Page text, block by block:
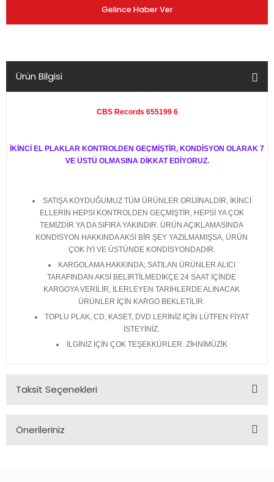
Gelince Haber Ver
Ürün Bilgisi
CBS Records 655199 6
İKİNCİ EL PLAKLAR KONTROLDEN GEÇMİŞTİR, KONDİSYON OLARAK 7
VE ÜSTÜ OLMASINA DİKKAT EDİYORUZ.
SATIŞA KOYDUĞUMUZ TÜM ÜRÜNLER ORİJİNALDİR, İKİNCİ
ELLERİN HEPSİ KONTROLDEN GEÇMİŞTİR, HEPSİ YA ÇOK
TEMİZDİR YA DA SIFIRA YAKINDIR. ÜRÜN AÇIKLAMASINDA
KONDİSYON HAKKINDA AKSİ BİR ŞEY YAZILMAMIŞSA, ÜRÜN
ÇOK İYİ VE ÜSTÜNDE KONDİSYONDADIR.
KARGOLAMA HAKKINDA; SATILAN ÜRÜNLER ALICI
TARAFINDAN AKSİ BELİRTİLMEDİKÇE 24 SAAT İÇİNDE
KARGOYA VERİLİR, İLERLEYEN TARİHLERDE ALINACAK
ÜRÜNLER İÇİN KARGO BEKLETİLİR.
TOPLU PLAK, CD, KASET, DVD LERİNİZ İÇİN LÜTFEN FİYAT
İSTEYİNİZ.
İLGİNİZ İÇİN ÇOK TEŞEKKÜRLER. ZİHNİMÜZİK
Taksit Seçenekleri
Önerileriniz